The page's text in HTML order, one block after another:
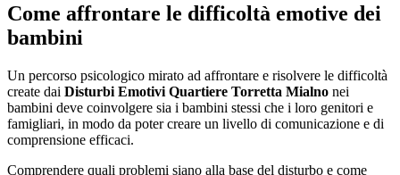
Come affrontare le difficoltà emotive dei
bambini
Un percorso psicologico mirato ad affrontare e risolvere le difficoltà
create dai Disturbi Emotivi Quartiere Torretta Mialno nei
bambini deve coinvolgere sia i bambini stessi che i loro genitori e
famigliari, in modo da poter creare un livello di comunicazione e di
comprensione efficaci.
Comprendere quali problemi siano alla base del disturbo e come